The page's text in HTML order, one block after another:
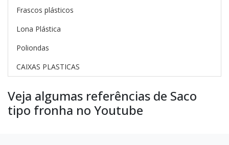
Frascos plásticos
Lona Plástica
Poliondas
CAIXAS PLASTICAS
Veja algumas referências de Saco
tipo fronha no Youtube